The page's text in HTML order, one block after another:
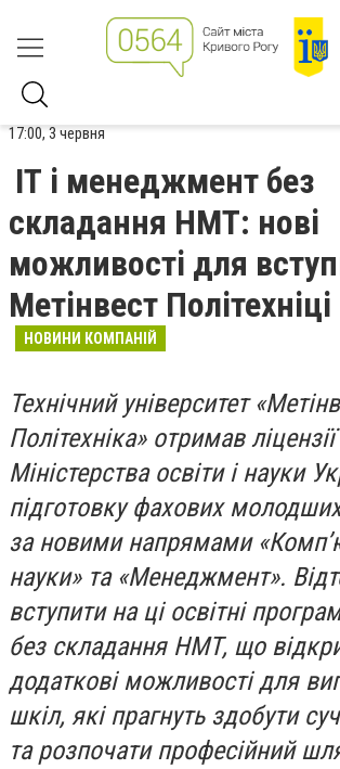
17:00, 3 червня
ІТ і менеджмент без
складання НМТ: нові
можливості для
Метінвест Політехніці
НОВИНИ КОМПАНІЙ
Технічний університет
Політехніка» отримав ліцензії
Міністерства освіти і науки
підготовку фахових
за новими напрямами
науки» та «Менеджмент».
вступити на ці освітні
без складання НМТ, що
додаткові можливості для
шкіл, які прагнуть здобути
та розпочати професійний